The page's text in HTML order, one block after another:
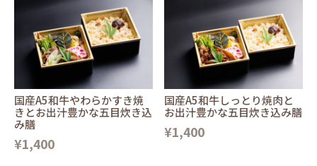
国産A5和牛やわらかすき焼
きとお出汁豊かな五目炊き込
み膳
¥1,400
国産A5和牛しっとり焼肉と
お出汁豊かな五目炊き込み膳
¥1,400